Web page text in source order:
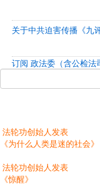
关于中共迫害传播《九
订阅 政法委（含公检法
法轮功创始人发表
《为什么人类是迷的社会》
法轮功创始人发表
《惊醒》